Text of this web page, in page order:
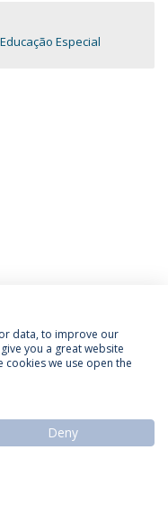
Especial
& Condições
Dados
Portuguesa
data, to improve our
you a great website
we use open the
Deny